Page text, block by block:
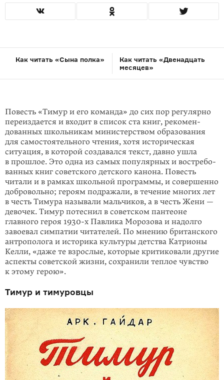
Как читать «Сына полка»
Как читать «Двенадцать
месяцев»
Повесть «Тимур и его команда» до сих пор регулярно
переиздается и входит в список ста книг, рекомен­
дованных школьникам мини­стер­ством образова­ния
для само­стоя­тельного чтения, хотя историче­ская
ситуация, в которой созда­вался текст, давно ушла
в прошлое. Это одна из самых попу­­лярных и востре­бо­
ванных книг советского детского канона. Повесть
читали и в рам­ках школь­ной програм­мы, и совершенно
доброволь­но; героям подражали, в течение мно­гих лет
в честь Тимура называли маль­чи­ков, а в честь Жени —
девочек. Тимур потес­нил в советском пантеоне
главного героя 1930-х Пав­ли­ка Морозова и на­дол­го
завоевал симпатии читателей. По мнению британ­ского
антрополога и ис­то­рика культуры дет­ства Катрионы
Келли, «даже те взрослые, которые кри­ти­ковали другие
аспекты советской жизни, сохра­нили теплое чувство
к это­му герою».
Тимур и тимуровцы